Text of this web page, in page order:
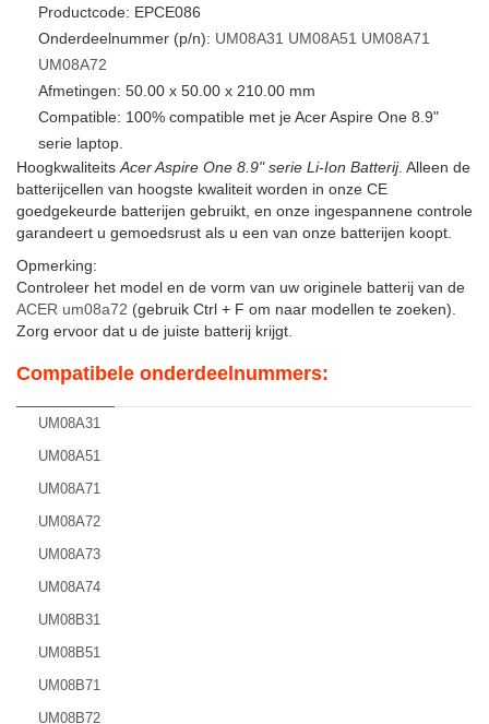
Productcode: EPCE086
Onderdeelnummer (p/n): UM08A31 UM08A51 UM08A71
UM08A72
Afmetingen: 50.00 x 50.00 x 210.00 mm
Compatible: 100% compatible met je Acer Aspire One 8.9"
serie laptop.
Hoogkwaliteits Acer Aspire One 8.9" serie Li-Ion Batterij. Alleen de
batterijcellen van hoogste kwaliteit worden in onze CE
goedgekeurde batterijen gebruikt, en onze ingespannene controle
garandeert u gemoedsrust als u een van onze batterijen koopt.
Opmerking:
Controleer het model en de vorm van uw originele batterij van de
ACER um08a72 (gebruik Ctrl + F om naar modellen te zoeken).
Zorg ervoor dat u de juiste batterij krijgt.
Compatibele onderdeelnummers:
UM08A31
UM08A51
UM08A71
UM08A72
UM08A73
UM08A74
UM08B31
UM08B51
UM08B71
UM08B72